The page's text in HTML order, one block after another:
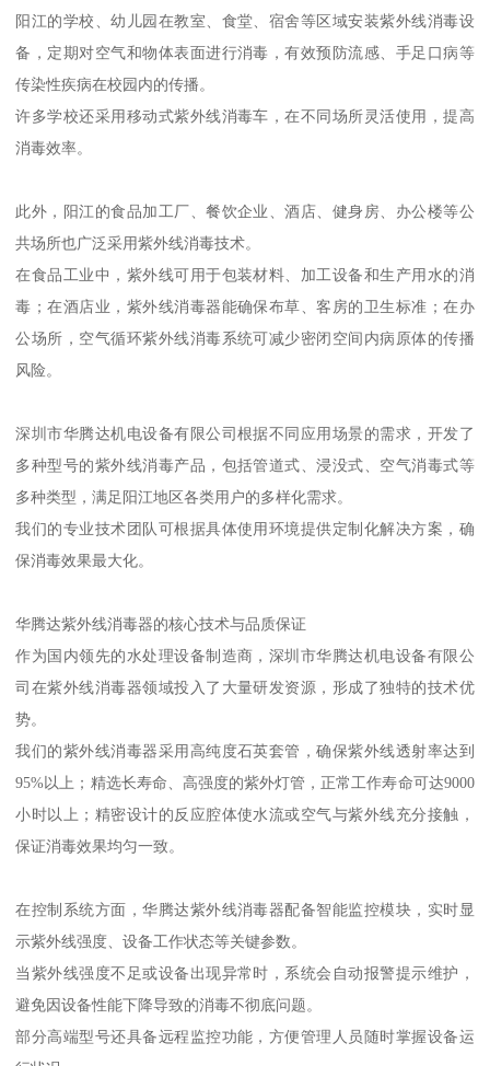
阳江的学校、幼儿园在教室、食堂、宿舍等区域安装紫外线消毒设
备，定期对空气和物体表面进行消毒，有效预防流感、手足口病等
传染性疾病在校园内的传播。
许多学校还采用移动式紫外线消毒车，在不同场所灵活使用，提高
消毒效率。
此外，阳江的食品加工厂、餐饮企业、酒店、健身房、办公楼等公
共场所也广泛采用紫外线消毒技术。
在食品工业中，紫外线可用于包装材料、加工设备和生产用水的消
毒；在酒店业，紫外线消毒器能确保布草、客房的卫生标准；在办
公场所，空气循环紫外线消毒系统可减少密闭空间内病原体的传播
风险。
深圳市华腾达机电设备有限公司根据不同应用场景的需求，开发了
多种型号的紫外线消毒产品，包括管道式、浸没式、空气消毒式等
多种类型，满足阳江地区各类用户的多样化需求。
我们的专业技术团队可根据具体使用环境提供定制化解决方案，确
保消毒效果最大化。
华腾达紫外线消毒器的核心技术与品质保证
作为国内领先的水处理设备制造商，深圳市华腾达机电设备有限公
司在紫外线消毒器领域投入了大量研发资源，形成了独特的技术优
势。
我们的紫外线消毒器采用高纯度石英套管，确保紫外线透射率达到
95%以上；精选长寿命、高强度的紫外灯管，正常工作寿命可达9000
小时以上；精密设计的反应腔体使水流或空气与紫外线充分接触，
保证消毒效果均匀一致。
在控制系统方面，华腾达紫外线消毒器配备智能监控模块，实时显
示紫外线强度、设备工作状态等关键参数。
当紫外线强度不足或设备出现异常时，系统会自动报警提示维护，
避免因设备性能下降导致的消毒不彻底问题。
部分高端型号还具备远程监控功能，方便管理人员随时掌握设备运